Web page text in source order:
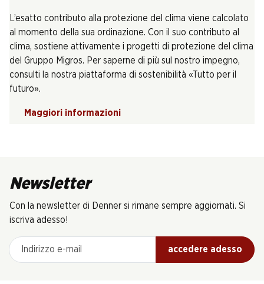
L’esatto contributo alla protezione del clima viene calcolato
al momento della sua ordinazione. Con il suo contributo al
clima, sostiene attivamente i progetti di protezione del clima
del Gruppo Migros. Per saperne di più sul nostro impegno,
consulti la nostra piattaforma di sostenibilità «Tutto per il
futuro».
Maggiori informazioni
Newsletter
Con la newsletter di Denner si rimane sempre aggiornati. Si
iscriva adesso!
Indirizzo e-mail
accedere adesso